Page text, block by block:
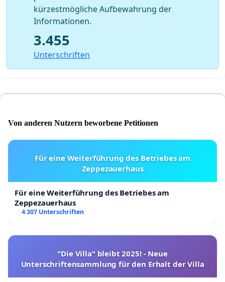
kürzestmögliche Aufbewahrung der
Informationen.
3.455
Unterschriften
Von anderen Nutzern beworbene Petitionen
Für eine Weiterführung des Betriebes am
Zeppezauerhaus
Für eine Weiterführung des Betriebes am
Zeppezauerhaus
4 307 Unterschriften
"Die Villa" bleibt 2025! - Neue
Unterschriftensammlung für den Erhalt der Villa